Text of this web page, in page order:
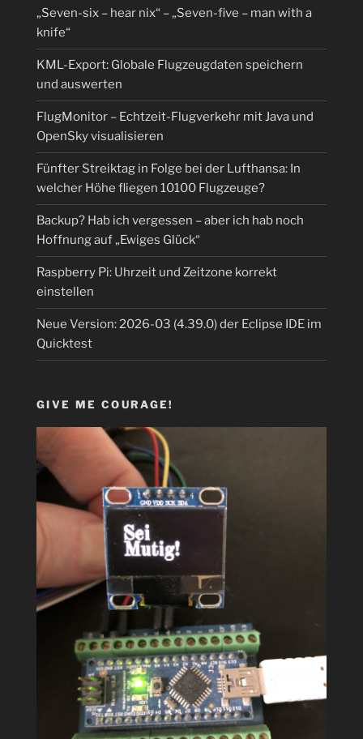
„Seven-six – hear nix“ – „Seven-five – man with a
knife“
KML-Export: Globale Flugzeugdaten speichern
und auswerten
FlugMonitor – Echtzeit-Flugverkehr mit Java und
OpenSky visualisieren
Fünfter Streiktag in Folge bei der Lufthansa: In
welcher Höhe fliegen 10100 Flugzeuge?
Backup? Hab ich vergessen – aber ich hab noch
Hoffnung auf „Ewiges Glück“
Raspberry Pi: Uhrzeit und Zeitzone korrekt
einstellen
Neue Version: 2026-03 (4.39.0) der Eclipse IDE im
Quicktest
GIVE ME COURAGE!